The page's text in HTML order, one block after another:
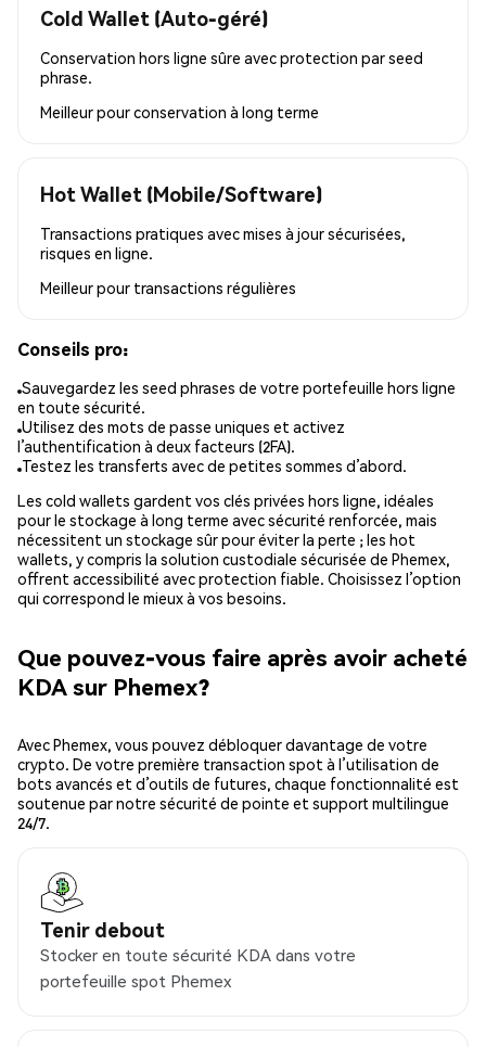
Cold Wallet (Auto-géré)
Conservation hors ligne sûre avec protection par seed
phrase.
Meilleur pourconservation à long terme
Hot Wallet (Mobile/Software)
Transactions pratiques avec mises à jour sécurisées,
risques en ligne.
Meilleur pour transactions régulières
Conseils pro:
Sauvegardez les seed phrases de votre portefeuille hors ligne
en toute sécurité.
Utilisez des mots de passe uniques et activez
l’authentification à deux facteurs (2FA).
Testez les transferts avec de petites sommes d’abord.
Les cold wallets gardent vos clés privées hors ligne, idéales
pour le stockage à long terme avec sécurité renforcée, mais
nécessitent un stockage sûr pour éviter la perte ; les hot
wallets, y compris la solution custodiale sécurisée de Phemex,
offrent accessibilité avec protection fiable. Choisissez l’option
qui correspond le mieux à vos besoins.
Que pouvez-vous faire après avoir acheté
KDA sur Phemex?
Avec Phemex, vous pouvez débloquer davantage de votre
crypto. De votre première transaction spot à l’utilisation de
bots avancés et d’outils de futures, chaque fonctionnalité est
soutenue par notre sécurité de pointe et support multilingue
24/7.
Tenir debout
Stocker en toute sécurité KDA dans votre
portefeuille spot Phemex